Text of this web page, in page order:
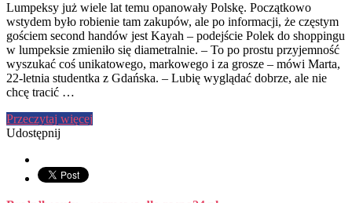
Lumpeksy już wiele lat temu opanowały Polskę. Początkowo
wstydem było robienie tam zakupów, ale po informacji, że częstym
gościem second handów jest Kayah – podejście Polek do shoppingu
w lumpeksie zmieniło się diametralnie. – To po prostu przyjemność
wyszukać coś unikatowego, markowego i za grosze – mówi Marta,
22-letnia studentka z Gdańska. – Lubię wyglądać dobrze, ale nie
chcę tracić …
Przeczytaj więcej
Udostępnij